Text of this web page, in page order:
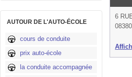
AUTOUR DE L'AUTO-ÉCOLE
cours de conduite
prix auto-école
la conduite accompagnée
6